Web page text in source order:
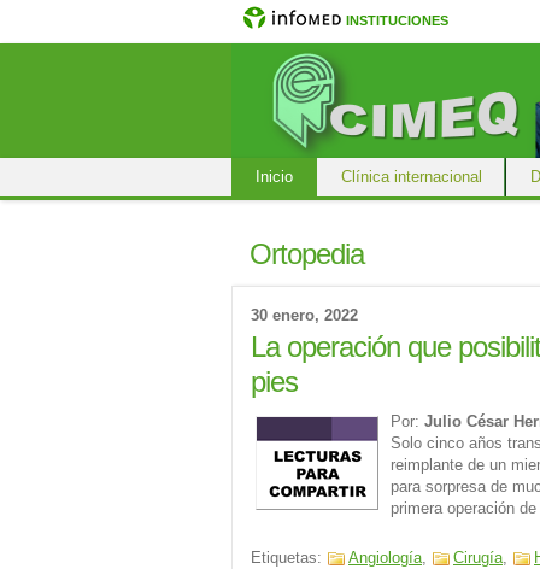
INSTITUCIONES
Inicio Clínica internacional
Ortopedia
30 enero, 2022
La operación que
pies
Por: Julio César
Solo cinco años
reimplante de un
para sorpresa de
primera operación
Etiquetas: Angiología, Cirugía,